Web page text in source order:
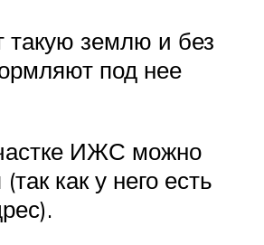
такую землю и без
под нее
ИЖС можно
как у него есть